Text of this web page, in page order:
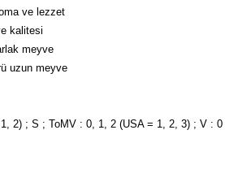
ve lezzet
kalitesi
meyve
uzun meyve
2) ; S ; ToMV : 0, 1, 2 (USA = 1, 2, 3) ; V : 0